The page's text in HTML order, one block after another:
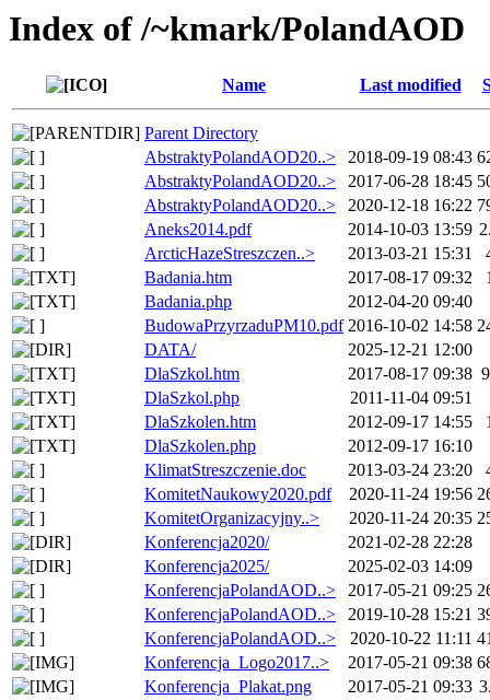
Index of /~kmark/PolandAOD
Name Last modified
Parent Directory
AbstraktyPolandAOD20..>
2018-09-19 08:43
AbstraktyPolandAOD20..>
2017-06-28 18:45
AbstraktyPolandAOD20..>
2020-12-18 16:22
Aneks2014.pdf
2014-10-03 13:59
ArcticHazeStreszczen..>
2013-03-21 15:31
Badania.htm
2017-08-17 09:32
Badania.php
2012-04-20 09:40
BudowaPrzyrzaduPM10.pdf 2016-10-02 14:58
DATA/
2025-12-21 12:00
DlaSzkol.htm
2017-08-17 09:38
DlaSzkol.php
2011-11-04 09:51
DlaSzkolen.htm
2012-09-17 14:55
DlaSzkolen.php
2012-09-17 16:10
KlimatStreszczenie.doc
2013-03-24 23:20
KomitetNaukowy2020.pdf
2020-11-24 19:56
KomitetOrganizacyjny..>
2020-11-24 20:35
Konferencja2020/
2021-02-28 22:28
Konferencja2025/
2025-02-03 14:09
KonferencjaPolandAOD..>
2017-05-21 09:25
KonferencjaPolandAOD..>
2019-10-28 15:21
KonferencjaPolandAOD..>
2020-10-22 11:11
Konferencja_Logo2017..>
2017-05-21 09:38
Konferencja_Plakat.png
2017-05-21 09:33